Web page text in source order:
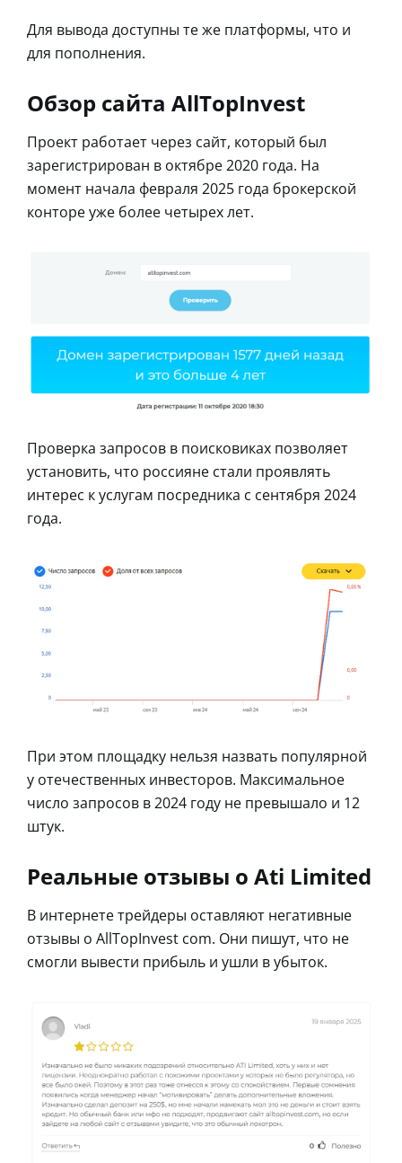
Для вывода доступны те же платформы, что и
для пополнения.
Обзор сайта AllTopInvest
Проект работает через сайт, который был
зарегистрирован в октябре 2020 года. На
момент начала февраля 2025 года брокерской
конторе уже более четырех лет.
Проверка запросов в поисковиках позволяет
установить, что россияне стали проявлять
интерес к услугам посредника с сентября 2024
года.
При этом площадку нельзя назвать популярной
у отечественных инвесторов. Максимальное
число запросов в 2024 году не превышало и 12
штук.
Реальные отзывы о Ati Limited
В интернете трейдеры оставляют негативные
отзывы о AllTopInvest com. Они пишут, что не
смогли вывести прибыль и ушли в убыток.